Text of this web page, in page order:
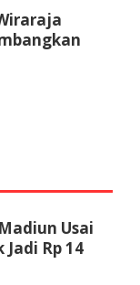
Usai
Rp 14